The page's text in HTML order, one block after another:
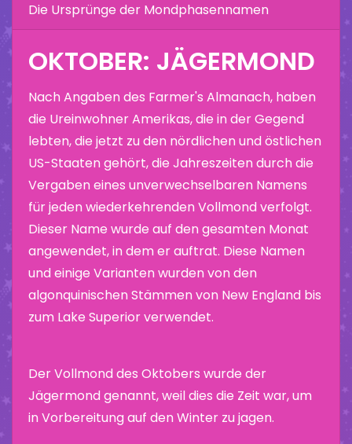
Die Ursprünge der Mondphasennamen
OKTOBER: JÄGERMOND
Nach Angaben des Farmer's Almanach, haben
die Ureinwohner Amerikas, die in der Gegend
lebten, die jetzt zu den nördlichen und östlichen
US-Staaten gehört, die Jahreszeiten durch die
Vergaben eines unverwechselbaren Namens
für jeden wiederkehrenden Vollmond verfolgt.
Dieser Name wurde auf den gesamten Monat
angewendet, in dem er auftrat. Diese Namen
und einige Varianten wurden von den
algonquinischen Stämmen von New England bis
zum Lake Superior verwendet.
Der Vollmond des Oktobers wurde der
Jägermond genannt, weil dies die Zeit war, um
in Vorbereitung auf den Winter zu jagen.